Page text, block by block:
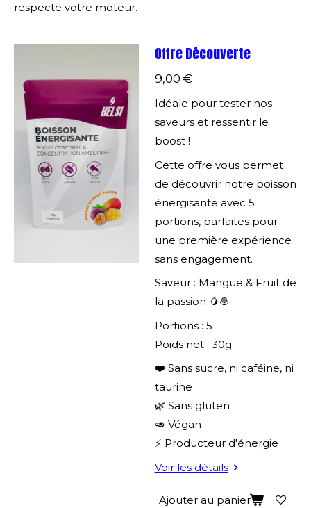
respecte votre moteur.
Offre Découverte
9,00 €
Idéale pour tester nos
saveurs et ressentir le
boost !
Cette offre vous permet
de découvrir notre boisson
énergisante avec 5
portions, parfaites pour
une première expérience
sans engagement.
Saveur : Mangue & Fruit de
la passion 🥭🧆
Portions : 5
Poids net : 30g
❤️ Sans sucre, ni caféine, ni
taurine
🌿 Sans gluten
🥑 Végan
⚡ Producteur d'énergie
Voir les détails
Ajouter au panier